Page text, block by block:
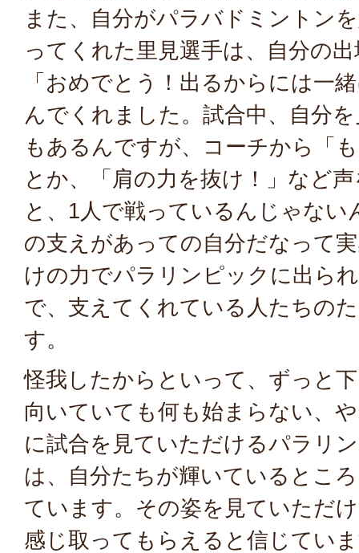
また、自分がパラバドミントン
ってくれた里見選手は、自分の
「おめでとう！出るからには一
んでくれました。試合中、自分
もあるんですが、コーチから「
とか、「肩の力を抜け！」など
と、1人で戦っているんじゃない
の支えがあっての自分だなって
けの力でパラリンピックに出ら
で、支えてくれている人たちの
す。
怪我したからといって、ずっと
向いていても何も始まらない、
に試合を見ていただけるパラリ
は、自分たちが輝いているとこ
ています。その姿を見ていただ
感じ取ってもらえると信じてい